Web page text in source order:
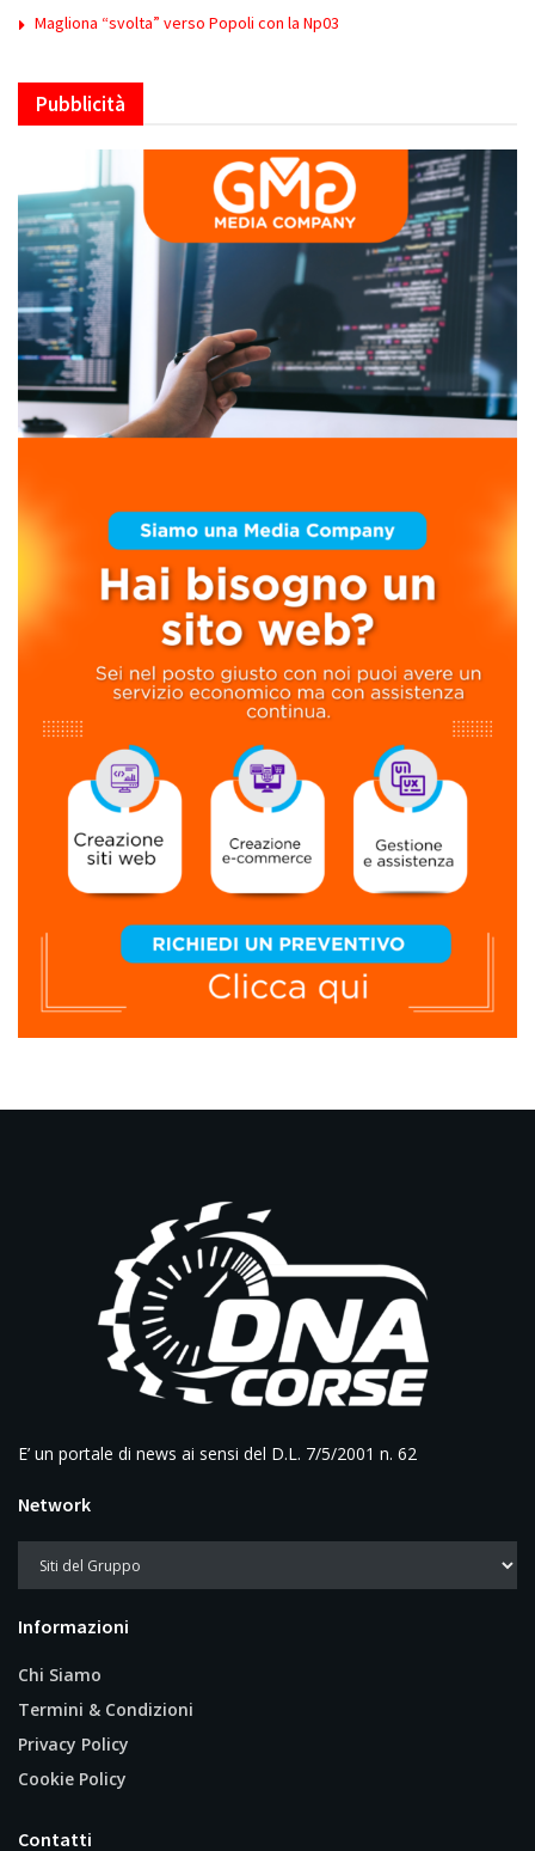
Magliona “svolta” verso Popoli con la Np03
Pubblicità
E’ un portale di news ai sensi del D.L. 7/5/2001 n. 62
Network
Informazioni
Chi Siamo
Termini & Condizioni
Privacy Policy
Cookie Policy
Contatti